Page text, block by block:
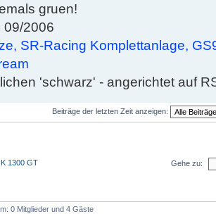
gruen!
09/2006
SR-Racing Komplettanlage,
'schwarz' - angerichtet auf
Beiträge der letzten Zeit anzeigen:
1300 GT Gehe zu:
0 Mitglieder und 4 Gäste